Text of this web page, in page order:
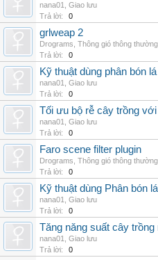
nana01
Giao lưu
Trả lời:
0
grlweap 2
Drograms Thông gió thông thường
Trả lời:
0
Kỹ thuật dùng phân bón
nana01
Giao lưu
Trả lời:
0
Tối ưu bộ rễ cây trồng
nana01
Giao lưu
Trả lời:
0
Faro scene filter plugin
Drograms Thông gió thông thường
Trả lời:
0
Kỹ thuật dùng Phân bón
nana01
Giao lưu
Trả lời:
0
Tăng năng suất cây
nana01
Giao lưu
Trả lời:
0